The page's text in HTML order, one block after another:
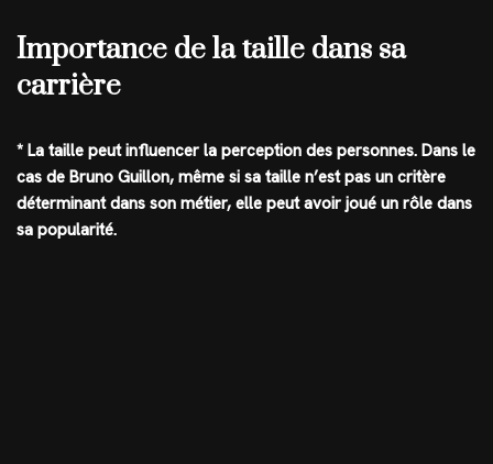
Importance de la taille dans sa
carrière
* La taille peut influencer la perception des personnes. Dans le
cas de Bruno Guillon, même si sa taille n’est pas un critère
déterminant dans son métier, elle peut avoir joué un rôle dans
sa popularité.